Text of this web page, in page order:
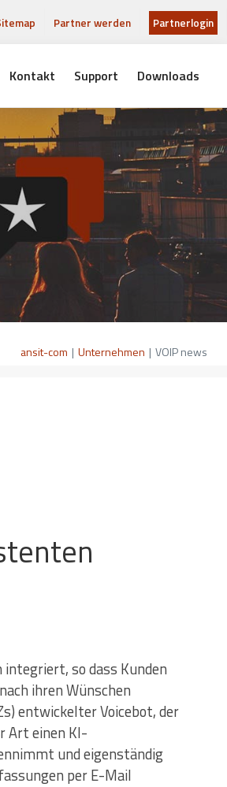
Partner werden Partnerlogin
Kontakt Support Downloads
ansit-com | Unternehmen | VOIP news
integriert, so dass Kunden
ihren Wünschen
entwickelter Voicebot, der
Art einen KI-
und eigenständig
per E-Mail